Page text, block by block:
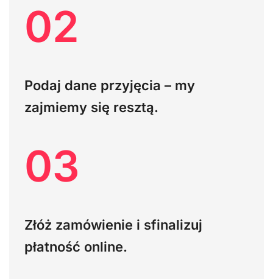
02
Podaj dane przyjęcia – my
zajmiemy się resztą.
03
Złóż zamówienie i sfinalizuj
płatność online.